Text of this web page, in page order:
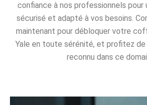
confiance à nos professionnels pour
sécurisé et adapté à vos besoins.
maintenant pour débloquer votre
Yale en toute sérénité, et profitez
reconnu dans ce